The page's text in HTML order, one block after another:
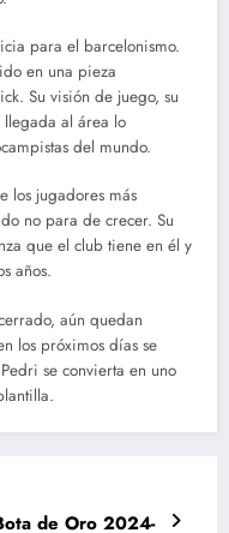
para el barcelonismo.
en una pieza
Su visión de juego, su
al área lo
del mundo.
los jugadores más
no para de crecer. Su
que el club tiene en él y
años.
aún quedan
los próximos días se
se convierta en uno
de Oro 2024-